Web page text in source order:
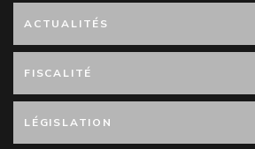
ACTUALITÉS
FISCALITÉ
LÉGISLATION